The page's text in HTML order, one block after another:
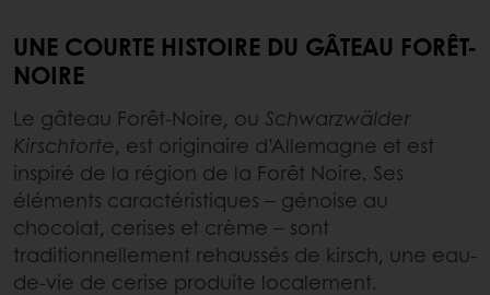
UNE COURTE HISTOIRE DU GÂTEAU FORÊT-
NOIRE
Le gâteau Forêt-Noire, ou Schwarzwälder
Kirschtorte, est originaire d’Allemagne et est
inspiré de la région de la Forêt Noire. Ses
éléments caractéristiques – génoise au
chocolat, cerises et crème – sont
traditionnellement rehaussés de kirsch, une eau-
de-vie de cerise produite localement.